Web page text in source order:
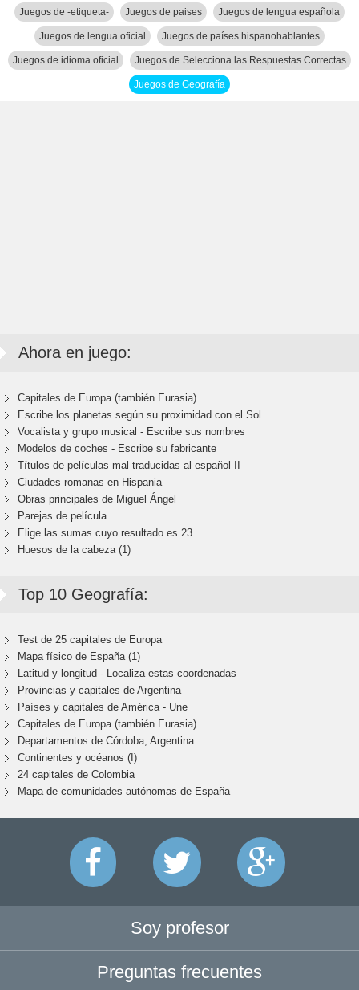
Juegos de -etiqueta- Juegos de paises Juegos de lengua española
Juegos de lengua oficial Juegos de países hispanohablantes
Juegos de idioma oficial Juegos de Selecciona las Respuestas Correctas
Juegos de Geografía
Ahora en juego:
Capitales de Europa (también Eurasia)
Escribe los planetas según su proximidad con el Sol
Vocalista y grupo musical - Escribe sus nombres
Modelos de coches - Escribe su fabricante
Títulos de películas mal traducidas al español II
Ciudades romanas en Hispania
Obras principales de Miguel Ángel
Parejas de película
Elige las sumas cuyo resultado es 23
Huesos de la cabeza (1)
Top 10 Geografía:
Test de 25 capitales de Europa
Mapa físico de España (1)
Latitud y longitud - Localiza estas coordenadas
Provincias y capitales de Argentina
Países y capitales de América - Une
Capitales de Europa (también Eurasia)
Departamentos de Córdoba, Argentina
Continentes y océanos (I)
24 capitales de Colombia
Mapa de comunidades autónomas de España
Soy profesor
Preguntas frecuentes